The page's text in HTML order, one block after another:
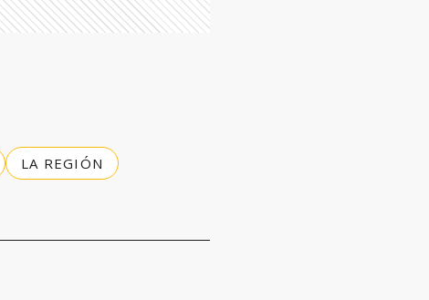
LA REGIÓN